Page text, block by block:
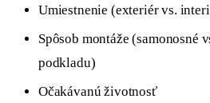
Umiestnenie (exteriér vs.
Spôsob montáže (samonosné
podkladu)
Očakávanú životnosť